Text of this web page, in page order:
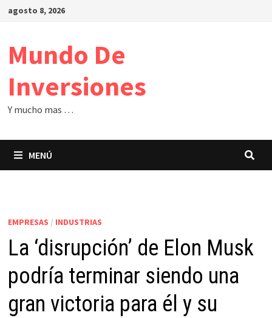
Saltar
agosto 8, 2026
Mundo De
Inversiones
Y mucho mas …
MENÚ
EMPRESAS / INDUSTRIAS
La ‘disrupción’ de Elon Musk
podría terminar siendo una
gran victoria para él y su